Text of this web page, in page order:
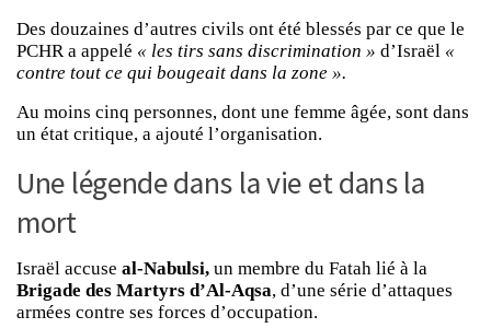
Des douzaines d’autres civils ont été blessés par ce que le
PCHR a appelé « les tirs sans discrimination » d’Israël «
contre tout ce qui bougeait dans la zone ».
Au moins cinq personnes, dont une femme âgée, sont dans
un état critique, a ajouté l’organisation.
Une légende dans la vie et dans la
mort
Israël accuse al-Nabulsi, un membre du Fatah lié à la
Brigade des Martyrs d’Al-Aqsa, d’une série d’attaques
armées contre ses forces d’occupation.